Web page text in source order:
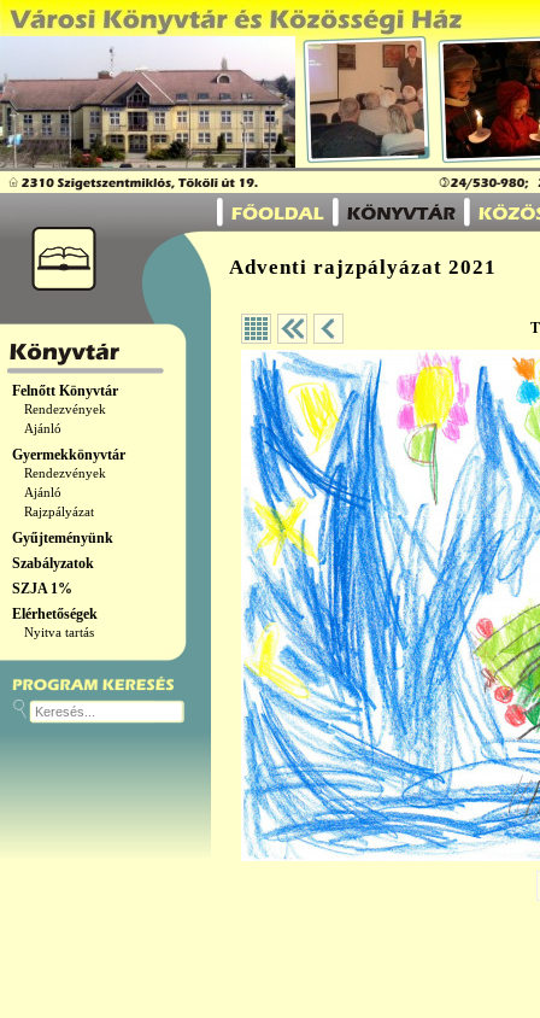
Felnőtt Könyvtár
Rendezvények
Ajánló
Gyermekkönyvtár
Rendezvények
Ajánló
Rajzpályázat
Gyűjteményünk
Szabályzatok
SZJA 1%
Elérhetőségek
Nyitva tartás
Adventi rajzpályázat 2021